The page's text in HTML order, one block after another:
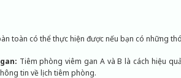
toàn có thể thực hiện được nếu bạn có những
Tiêm phòng viêm gan A và B là cách hiệu
tin về lịch tiêm phòng.